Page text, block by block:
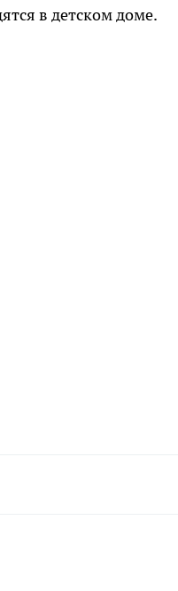
в детском доме.